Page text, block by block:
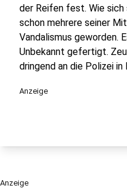
der Reifen fest. Wie
schon mehrere seiner
Vandalismus geworden.
Unbekannt gefertigt.
dringend an die Polizei in
Anzeige
Anzeige